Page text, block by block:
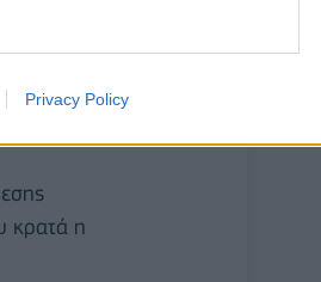
Privacy Policy
διευκολύνει
κρατά η